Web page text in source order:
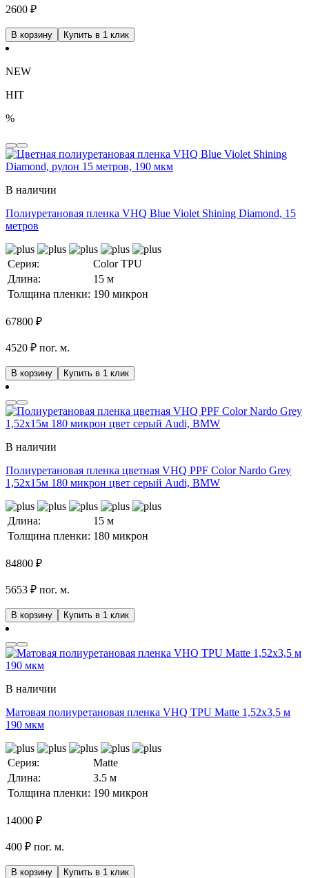
2600 ₽
В корзину Купить в 1 клик
NEW
HIT
%
В наличии
Полиуретановая пленка VHQ Blue Violet Shining Diamond, 15
метров
Серия:
Color TPU
Длина:
15 м
Толщина пленки: 190 микрон
67800 ₽
4520 ₽ пог. м.
В корзину Купить в 1 клик
В наличии
Полиуретановая пленка цветная VHQ PPF Color Nardo Grey
1,52х15м 180 микрон цвет серый Audi, BMW
Длина:
15 м
Толщина пленки: 180 микрон
84800 ₽
5653 ₽ пог. м.
В корзину Купить в 1 клик
В наличии
Матовая полиуретановая пленка VHQ TPU Matte 1,52х3,5 м
190 мкм
Серия:
Matte
Длина:
3.5 м
Толщина пленки: 190 микрон
14000 ₽
400 ₽ пог. м.
В корзину Купить в 1 клик